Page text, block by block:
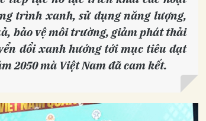
trình xanh, sử dụng năng lượng,
bảo vệ môi trường, giảm phát thải
đổi xanh hướng tới mục tiêu đạt
2050 mà Việt Nam đã cam kết.